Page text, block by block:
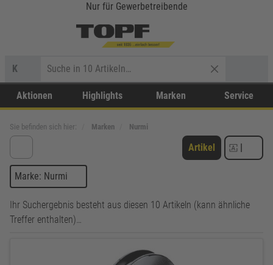
Nur für Gewerbetreibende
K
Aktionen Highlights Marken Service
Sie befinden sich hier: Marken Nurmi
Artikel |
Marke: Nurmi
Ihr Suchergebnis besteht aus diesen 10 Artikeln (kann ähnliche
Treffer enthalten)…